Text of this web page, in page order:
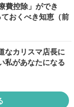
費控除」ができ
おくべき知恵（前
なカリスマ店長に
私があなたになる